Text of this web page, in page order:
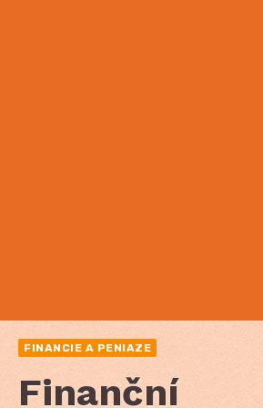
FINANCIE A PENIAZE
Finanční